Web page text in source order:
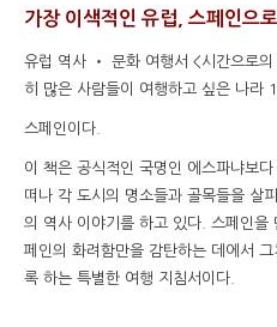
가장 이색적인 유럽, 스페인으
유럽 역사 ‧ 문화 여행서 <시간으로
히 많은 사람들이 여행하고 싶은 나라
스페인이다.
이 책은 공식적인 국명인 에스파냐보
떠나 각 도시의 명소들과 골목들을 살
의 역사 이야기를 하고 있다. 스페인을
페인의 화려함만을 감탄하는 데에서
록 하는 특별한 여행 지침서이다.